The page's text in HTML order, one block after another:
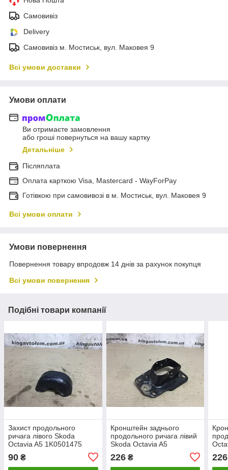
Самовивіз
Delivery
Самовивіз м. Мостиськ, вул. Маковея 9
Всі умови доставки
Умови оплати
Ви отримаєте замовлення
або гроші повернуться на вашу картку
Детальніше
Післяплата
Оплата карткою Visa, Mastercard - WayForPay
Готівкою при самовивозі в м. Мостиськ, вул. Маковея 9
Всі умови оплати
Умови повернення
Повернення товару впродовж 14 днів за рахунок покупця
Всі умови повернення
Подібні товари компанії
Захист продольного
ричага лівого Skoda
Octavia A5 1K0501475
90 ₴
Кронштейн заднього
продольного ричага лівий
Skoda Octavia A5
226₴ 226